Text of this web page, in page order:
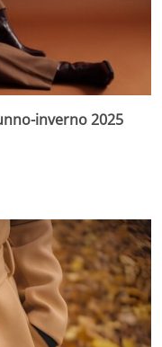
inverno 2025